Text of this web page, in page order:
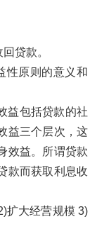
贷款。
性原则的意义和
益包括贷款的社
益三个层次，这
效益。所谓贷款
款而获取利息收
扩大经营规模 3)